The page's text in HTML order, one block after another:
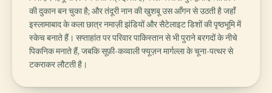
की दुकान बन चुका है; और तंदूरी नान की खुशबू उस आँगन से उठती है जहाँ
इस्लामाबाद के कला छात्र नमाज़ी झंडियों और सैटेलाइट डिशों की पृष्ठभूमि में
स्केच बनाते हैं। सप्ताहांत पर परिवार पाकिस्तान से भी पुराने बरगदों के नीचे
पिकनिक मनाते हैं, जबकि सूफ़ी-कव्वाली फ्यूज़न मार्गल्ला के चूना-पत्थर से
टकराकर लौटती है।